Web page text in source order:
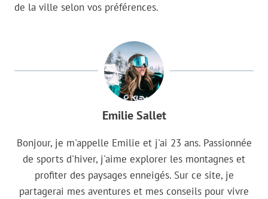
de la ville selon vos préférences.
Emilie Sallet
Bonjour, je m'appelle Emilie et j'ai 23 ans. Passionnée
de sports d'hiver, j'aime explorer les montagnes et
profiter des paysages enneigés. Sur ce site, je
partagerai mes aventures et mes conseils pour vivre